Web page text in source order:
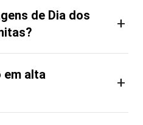
de Dia dos
+
alta
+